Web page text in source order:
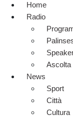
Home
Radio
Ascolta
News
Sport
Città
Cultura